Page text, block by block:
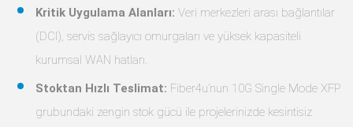
Kritik Uygulama Alanları: Veri merkezleri arası bağlantılar
(DCI), servis sağlayıcı omurgaları ve yüksek kapasiteli
kurumsal WAN hatları.
Stoktan Hızlı Teslimat: Fiber4u’nun 10G Single Mode XFP
grubundaki zengin stok gücü ile projelerinizde kesintisiz